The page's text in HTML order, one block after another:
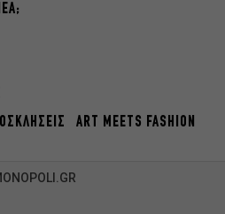
ART MEETS FASHION